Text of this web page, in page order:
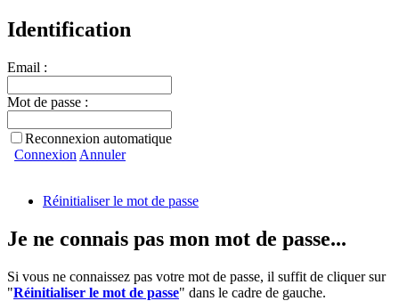
Identification
Email :
Mot de passe :
Reconnexion automatique
Connexion Annuler
Réinitialiser le mot de passe
Je ne connais pas mon mot de passe...
Si vous ne connaissez pas votre mot de passe, il suffit de cliquer sur
"Réinitialiser le mot de passe" dans le cadre de gauche.